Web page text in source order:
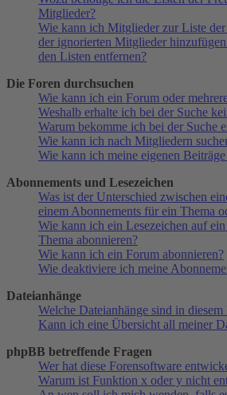
Mitglieder?
Wie kann ich Mitglieder zur Liste
der ignorierten Mitglieder
den Listen entfernen?
Die Foren durchsuchen
Wie kann ich ein Forum oder
Weshalb erhalte ich bei der Suche
Warum bekomme ich bei der Suche
Wie kann ich nach Mitgliedern
Wie kann ich meine eigenen
Abonnements und Lesezeichen
Was ist der Unterschied zwischen
einem Abonnements für ein Thema
Wie kann ich ein Lesezeichen auf
Thema abonnieren?
Wie kann ich ein Forum abonnieren?
Wie deaktiviere ich meine
Dateianhänge
Welche Dateianhänge sind in
Kann ich eine Übersicht all meiner
phpBB betreffende Fragen
Wer hat diese Forensoftware
Warum ist Funktion x oder y nicht